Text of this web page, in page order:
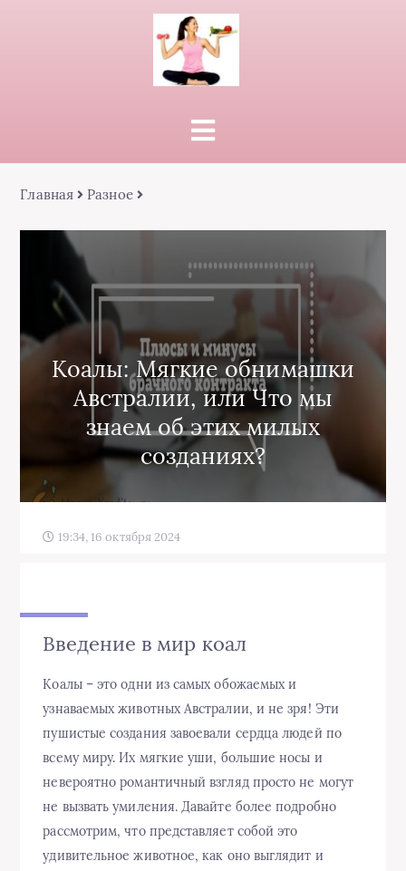
Главная Разное
Коалы: Мягкие обнимашки
Австралии, или Что мы
знаем об этих милых
созданиях?
19:34, 16 октября 2024
Введение в мир коал
Коалы – это одни из самых обожаемых и
узнаваемых животных Австралии, и не зря! Эти
пушистые создания завоевали сердца людей по
всему миру. Их мягкие уши, большие носы и
невероятно романтичный взгляд просто не могут
не вызвать умиления. Давайте более подробно
рассмотрим, что представляет собой это
удивительное животное, как оно выглядит и